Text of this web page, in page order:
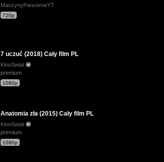
MaszynyPancerneYT
720p
7 uczuć (2018) Cały film PL
KinoSwiat
premium
1080p
Anatomia zła (2015) Cały film PL
KinoSwiat
premium
1080p